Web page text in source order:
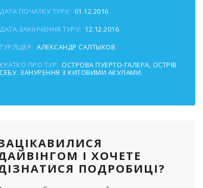
ДАТА ПОЧАТКУ ТУРУ: 01.12.2016
ДАТА ЗАКІНЧЕННЯ ТУРУ: 12.12.2016
ТУРЛІДЕР: АЛЕКСАНДР САЛТЫКОВ
КРАТКО ПРО ТУР: ОСТРОВА ПУЕРТО-ГАЛЕРА, ОСТРІВ
СЕБУ. ЗАНУРЕННЯ З КИТОВИМИ АКУЛАМИ.
І ХОЧЕТЕ
ПОДРОБИЦІ?